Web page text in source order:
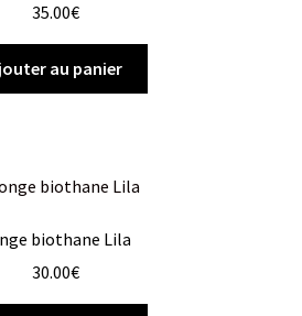
35.00€
au panier
biothane Lila
30.00€